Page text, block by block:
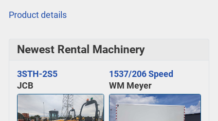
Product details
Newest Rental Machinery
3STH-2S5
JCB
1537/206 Speed
WM Meyer